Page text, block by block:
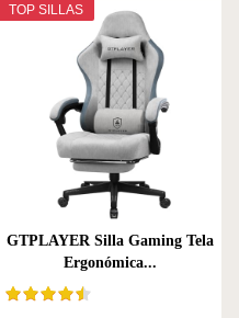
TOP SILLAS
GTPLAYER Silla Gaming Tela
Ergonómica...